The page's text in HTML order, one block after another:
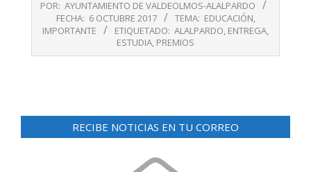
10-
06
POR: AYUNTAMIENTO DE VALDEOLMOS-ALALPARDO
FECHA: 6 OCTUBRE 2017 TEMA: EDUCACIÓN
IMPORTANTE
ETIQUETADO: ALALPARDO ENTREGA
ESTUDIA PREMIOS
RECIBE NOTICIAS EN TU CORREO